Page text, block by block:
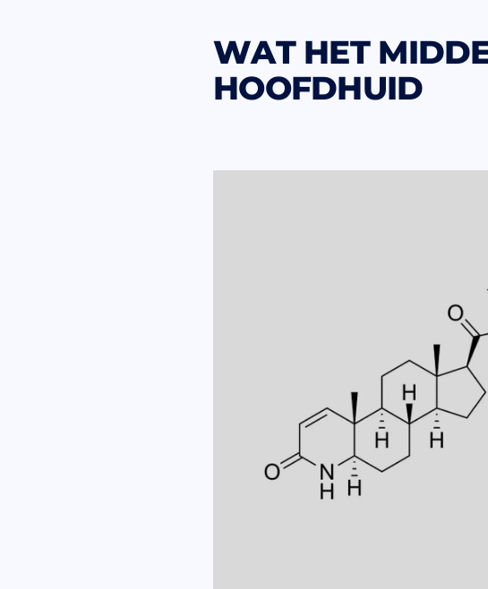
WAT HET
HOOFDHUID